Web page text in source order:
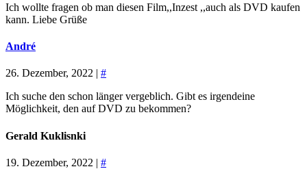
Ich wollte fragen ob man diesen Film,,Inzest ,,auch als DVD kaufen
kann. Liebe Grüße
André
26. Dezember, 2022 | #
Ich suche den schon länger vergeblich. Gibt es irgendeine
Möglichkeit, den auf DVD zu bekommen?
Gerald Kuklisnki
19. Dezember, 2022 | #